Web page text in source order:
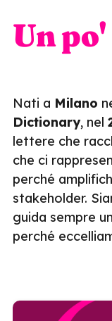
Un
Nati a Milano
Dictionary, nel
lettere che
che ci
perché
stakeholder.
guida sempre
perché